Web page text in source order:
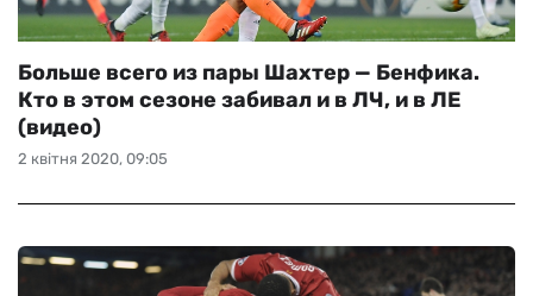
2 квітня 2020, 09:05
Больше всего из пары Шахтер — Бенфика.
Кто в этом сезоне забивал и в ЛЧ, и в ЛЕ
(видео)